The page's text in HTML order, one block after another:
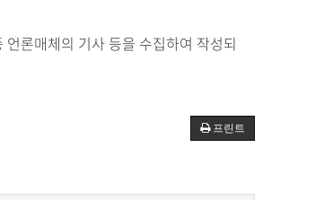
론매체의 기사 등을 수집하여 작성되
프린트